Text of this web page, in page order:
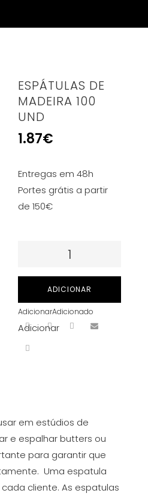
ESPÁTULAS DE
MADEIRA 100
UND
1.87€
Entregas em 48h
Portes grátis a partir
de 150€
Quantidade
MADEIRA
100
UND
ADICIONAR
AdicionarAdicionado
Adicionar
​​em estúdios de
e espalhar butters ou
para garantir que
Uma espatula
cliente. As espatulas